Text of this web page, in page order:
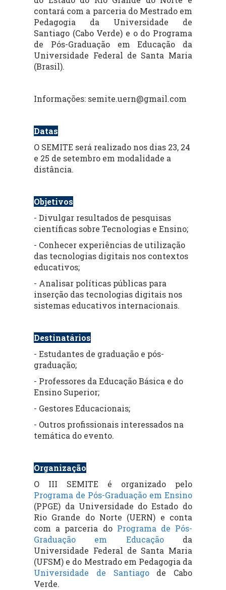
contará com a parceria do Mestrado em
Pedagogia da Universidade de
Santiago (Cabo Verde) e o do Programa
de Pós-Graduação em Educação da
Universidade Federal de Santa Maria
(Brasil).
Informações: semite.uern@gmail.com
Datas
O SEMITE será realizado nos dias 23, 24
e 25 de setembro em modalidade a
distância.
Objetivos
- Divulgar resultados de pesquisas
científicas sobre Tecnologias e Ensino;
- Conhecer experiências de utilização
das tecnologias digitais nos contextos
educativos;
- Analisar políticas públicas para
inserção das tecnologias digitais nos
sistemas educativos internacionais.
Destinatários
- Estudantes de graduação e pós-
graduação;
- Professores da Educação Básica e do
Ensino Superior;
- Gestores Educacionais;
- Outros profissionais interessados na
temática do evento.
Organização
O III SEMITE é organizado pelo
Programa de Pós-Graduação em Ensino
(PPGE) da Universidade do Estado do
Rio Grande do Norte (UERN) e conta
com a parceria do Programa de Pós-
Graduação em Educaçãoda
Universidade Federal de Santa Maria
(UFSM) e do Mestrado em Pedagogia da
Universidade de Santiagode Cabo
Verde.